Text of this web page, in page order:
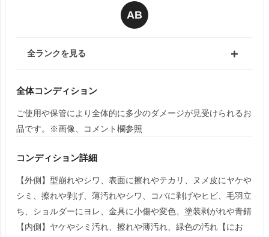
AB
全ランクを見る
全体コンディション
ご使用や保管により全体的に多少のダメージが見受けられるお
品です。※画像、コメント欄参照
コンディション詳細
【外側】型崩れやシワ、表面に擦れやテカリ、ヌメ皮にヤケや
シミ、擦れや剥げ、薄汚れやシワ、コバに剥げやヒビ、毛羽立
ち、ショルダーにヨレ、金具に小傷や変色、塗装剥がれや青錆
【内側】ヤケやシミ汚れ、擦れや薄汚れ、緑色の汚れ【にお